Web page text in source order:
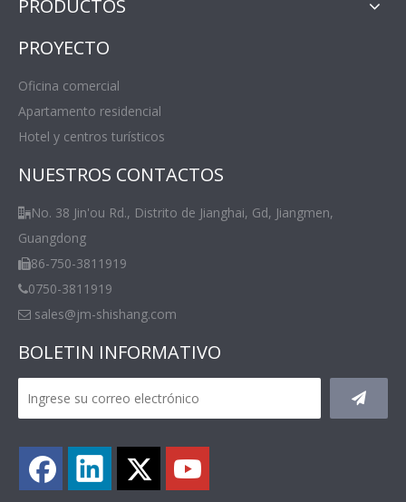
PRODUCTOS
PROYECTO
Oficina comercial
Apartamento residencial
Hotel y centros turísticos
NUESTROS CONTACTOS
No. 38 Jin'ou Rd., Distrito de Jianghai, Gd, Jiangmen,
Guangdong
86-750-3811919
0750-3811919
 sales@jm-shishang.com
BOLETIN INFORMATIVO